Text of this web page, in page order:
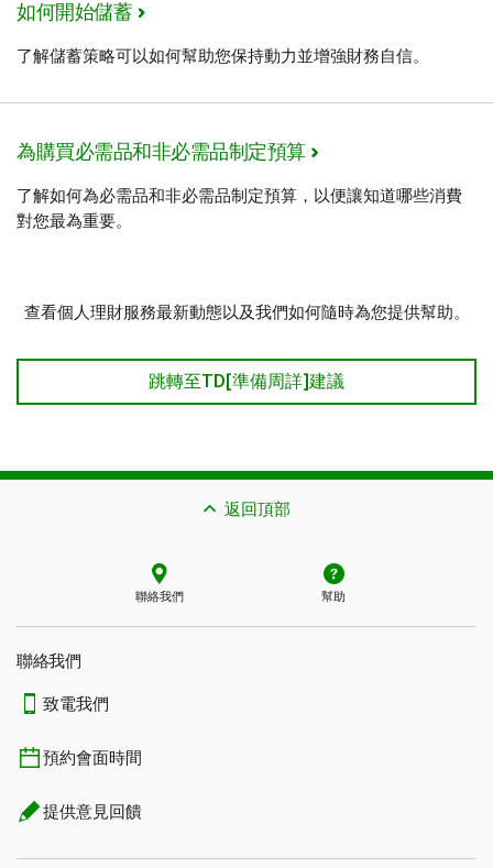
如何開始儲蓄
了解儲蓄策略可以如何幫助您保持動力並增強財務自信。
為購買必需品和非必需品制定預算
了解如何為必需品和非必需品制定預算，以便讓知道哪些消費
對您最為重要。
查看個人理財服務最新動態以及我們如何隨時為您提供幫助。
跳轉至TD[準備周詳]建議
返回頂部
聯絡我們 幫助
聯絡我們
致電我們
預約會面時間
提供意見回饋